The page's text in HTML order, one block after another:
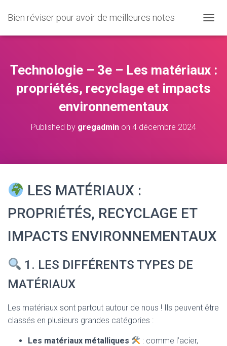
Bien réviser pour avoir de meilleures notes
U
R
F
I
Technologie – 3e – Les matériaux :
propriétés, recyclage et impacts
environnementaux
Published by gregadmin on 4 décembre 2024
LES MATÉRIAUX :
PROPRIÉTÉS, RECYCLAGE ET
IMPACTS ENVIRONNEMENTAUX
1. LES DIFFÉRENTS TYPES DE
MATÉRIAUX
Les matériaux sont partout autour de nous ! Ils peuvent être
classés en plusieurs grandes catégories :
Les matériaux métalliques
: comme l’acier,